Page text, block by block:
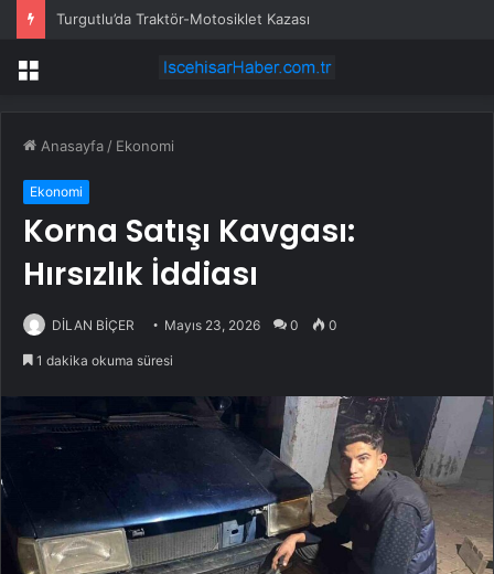
Turgutlu’da Traktör-Motosiklet Kazası
Menü
Anasayfa / Ekonomi
Ekonomi
Korna Satışı Kavgası:
Hırsızlık İddiası
DİLAN BİÇER Mayıs 23, 2026 0 0
1 dakika okuma süresi